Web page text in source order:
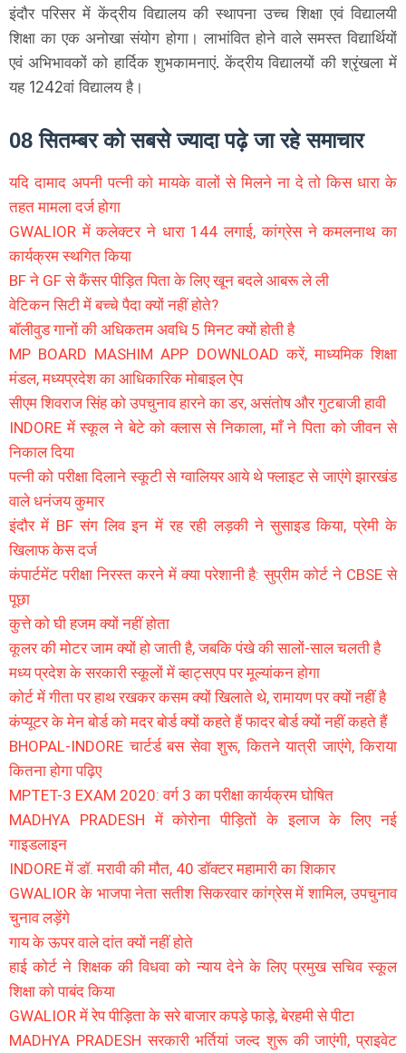
इंदौर परिसर में केंद्रीय विद्यालय की स्थापना उच्च शिक्षा एवं विद्यालयी
शिक्षा का एक अनोखा संयोग होगा। लाभांवित होने वाले समस्त विद्यार्थियों
एवं अभिभावकों को हार्दिक शुभकामनाएं. केंद्रीय विद्यालयों की श्रृंखला में
यह 1242वां विद्यालय है।
08 सितम्बर को सबसे ज्यादा पढ़े जा रहे समाचार
यदि दामाद अपनी पत्नी को मायके वालों से मिलने ना दे तो किस धारा के
तहत मामला दर्ज होगा
GWALIOR में कलेक्टर ने धारा 144 लगाई, कांग्रेस ने कमलनाथ का
कार्यक्रम स्थगित किया
BF ने GF से कैंसर पीड़ित पिता के लिए खून बदले आबरू ले ली
वेटिकन सिटी में बच्चे पैदा क्यों नहीं होते?
बॉलीवुड गानों की अधिकतम अवधि 5 मिनट क्यों होती है
MP BOARD MASHIM APP DOWNLOAD करें, माध्यमिक शिक्षा
मंडल, मध्यप्रदेश का आधिकारिक मोबाइल ऐप
सीएम शिवराज सिंह को उपचुनाव हारने का डर, असंतोष और गुटबाजी हावी
INDORE में स्कूल ने बेटे को क्लास से निकाला, माँ ने पिता को जीवन से
निकाल दिया
पत्नी को परीक्षा दिलाने स्कूटी से ग्वालियर आये थे फ्लाइट से जाएंगे झारखंड
वाले धनंजय कुमार
इंदौर में BF संग लिव इन में रह रही लड़की ने सुसाइड किया, प्रेमी के
खिलाफ केस दर्ज
कंपार्टमेंट परीक्षा निरस्त करने में क्या परेशानी है: सुप्रीम कोर्ट ने CBSE से
पूछा
कुत्ते को घी हजम क्यों नहीं होता
कूलर की मोटर जाम क्यों हो जाती है, जबकि पंखे की सालों-साल चलती है
मध्य प्रदेश के सरकारी स्कूलों में व्हाट्सएप पर मूल्यांकन होगा
कोर्ट में गीता पर हाथ रखकर कसम क्यों खिलाते थे, रामायण पर क्यों नहीं है
कंप्यूटर के मेन बोर्ड को मदर बोर्ड क्यों कहते हैं फादर बोर्ड क्यों नहीं कहते हैं
BHOPAL-INDORE चार्टर्ड बस सेवा शुरू, कितने यात्री जाएंगे, किराया
कितना होगा पढ़िए
MPTET-3 EXAM 2020: वर्ग 3 का परीक्षा कार्यक्रम घोषित
MADHYA PRADESH में कोरोना पीड़ितों के इलाज के लिए नई
गाइडलाइन
INDORE में डॉ. मरावी की मौत, 40 डॉक्टर महामारी का शिकार
GWALIOR के भाजपा नेता सतीश सिकरवार कांग्रेस में शामिल, उपचुनाव
चुनाव लड़ेंगे
गाय के ऊपर वाले दांत क्यों नहीं होते
हाई कोर्ट ने शिक्षक की विधवा को न्याय देने के लिए प्रमुख सचिव स्कूल
शिक्षा को पाबंद किया
GWALIOR में रेप पीड़िता के सरे बाजार कपड़े फाड़े, बेरहमी से पीटा
MADHYA PRADESH सरकारी भर्तियां जल्द शुरू की जाएंगी, प्राइवेट